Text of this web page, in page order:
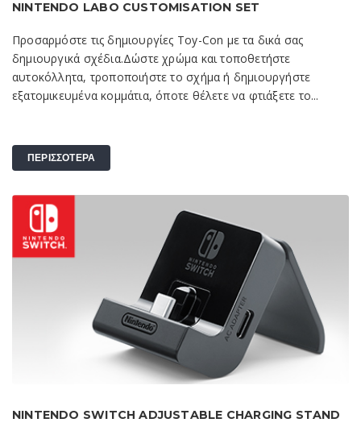
NINTENDO LABO CUSTOMISATION SET
Προσαρμόστε τις δημιουργίες Toy-Con με τα δικά σας
δημιουργικά σχέδια.Δώστε χρώμα και τοποθετήστε
αυτοκόλλητα, τροποποιήστε το σχήμα ή δημιουργήστε
εξατομικευμένα κομμάτια, όποτε θέλετε να φτιάξετε το...
ΠΕΡΙΣΣΟΤΕΡΑ
NINTENDO SWITCH ADJUSTABLE CHARGING STAND